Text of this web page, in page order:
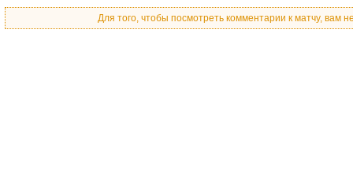
Для того, чтобы посмотреть комментарии к матчу, вам